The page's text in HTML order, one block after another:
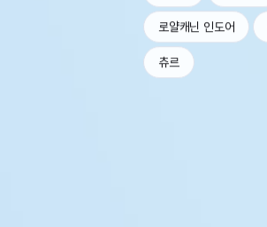
로얄캐닌 인도어
츄르